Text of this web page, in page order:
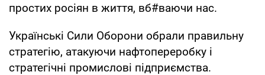
простих росіян в життя, вб#ваючи нас.
Українські Сили Оборони обрали правильну
стратегію, атакуючи нафтопереробку і
стратегічні промислові підприємства.